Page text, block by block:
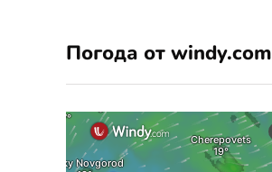
Погода от windy.com